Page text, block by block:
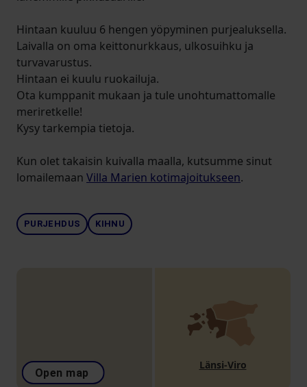
Hintaan kuuluu 6 hengen yöpyminen purjealuksella.
Laivalla on oma keittonurkkaus, ulkosuihku ja
turvavarustus.
Hintaan ei kuulu ruokailuja.
Ota kumppanit mukaan ja tule unohtumattomalle
meriretkelle!
Kysy tarkempia tietoja.
Kun olet takaisin kuivalla maalla, kutsumme sinut
lomailemaan Villa Marien kotimajoitukseen.
PURJEHDUS KIHNU
Open map
Länsi-Viro